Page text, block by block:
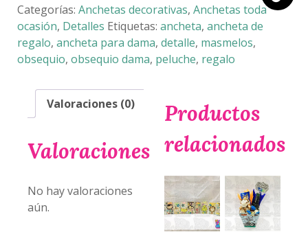
cantidad
Categorías: Anchetas decorativas, Anchetas toda
ocasión, Detalles Etiquetas: ancheta, ancheta de
regalo, ancheta para dama, detalle, masmelos,
obsequio, obsequio dama, peluche, regalo
Valoraciones (0)
Valoraciones
No hay valoraciones
aún.
Productos
relacionados